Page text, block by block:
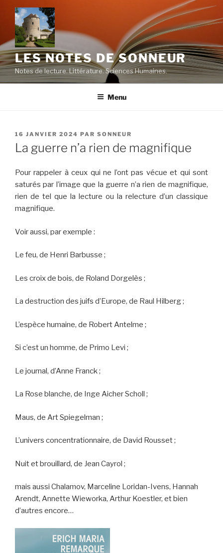
contenu
principal
LES NOTES DE SONNEUR
Notes de lecture. Littérature. Sciences Humaines.
Menu
PUBLIÉ
LE
16 JANVIER 2024 PAR SONNEUR
La guerre n’a rien de magnifique
Pour rappeler à ceux qui ne l’ont pas vécue et qui sont
saturés par l’image que la guerre n’a rien de magnifique,
rien de tel que la lecture ou la relecture d’un classique
magnifique.
Voir aussi, par exemple :
Le feu, de Henri Barbusse ;
Les croix de bois, de Roland Dorgelès ;
La destruction des juifs d’Europe, de Raul Hilberg ;
L’espèce humaine, de Robert Antelme ;
Si c’est un homme, de Primo Levi ;
Le journal, d’Anne Franck ;
La Rose blanche, de Inge Aicher Scholl ;
Maus, de Art Spiegelman ;
L’univers concentrationnaire, de David Rousset ;
Nuit et brouillard, de Jean Cayrol ;
mais aussi Chalamov, Marceline Loridan-Ivens, Hannah
Arendt, Annette Wieworka, Arthur Koestler, et bien
d’autres encore…